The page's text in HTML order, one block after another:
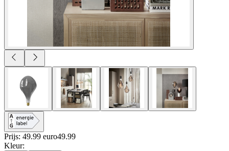
Prijs: 49.99 euro49.99
Kleur: